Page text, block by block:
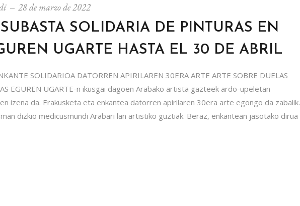
28 de marzo de 2022
SOLIDARIA DE PINTURAS EN
UGARTE HASTA EL 30 DE ABRIL
SOLIDARIOA DATORREN APIRILAREN 30ERA ARTE ARTE SOBRE DUELAS
EGUREN UGARTE-n ikusgai dagoen Arabako artista gazteek ardo-upeletan
izena da. Erakusketa eta enkantea datorren apirilaren 30era arte egongo da zabalik.
dizkio medicusmundi Arabari lan artistiko guztiak. Beraz, enkantean jasotako dirua